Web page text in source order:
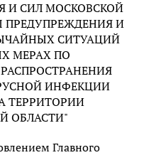
И СИЛ МОСКОВСКОЙ
И
СИТУАЦИЙ
МЕРАХ ПО
ИНФЕКЦИИ
ТЕРРИТОРИИ
ОБЛАСТИ"
Главного